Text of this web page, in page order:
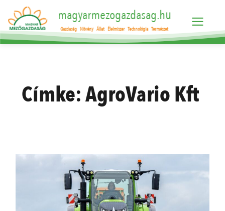
magyarmezogazdasag.hu
Gazdaság Növény Állat Élelmiszer Technológia Természet
Címke:AgroVario Kft